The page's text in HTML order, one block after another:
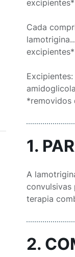
excipientes*
Cada
excipientes*
*removidos
1.
A
convulsivas
terapia
2.